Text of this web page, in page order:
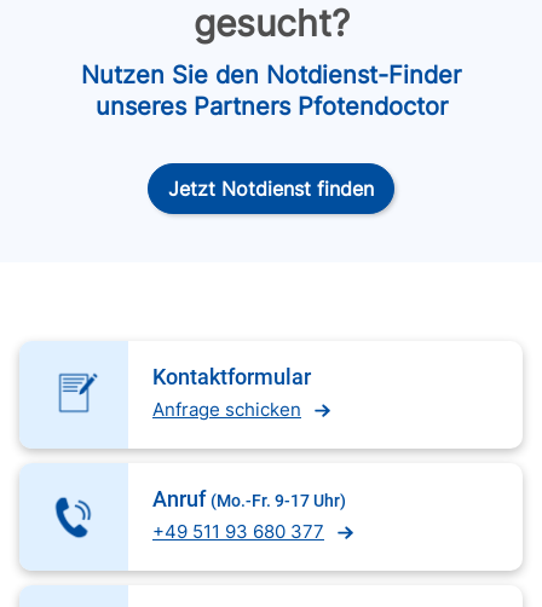
gesucht?
Nutzen Sie den Notdienst-Finder
unseres Partners Pfotendoctor
Jetzt Notdienst finden
Kontaktformular
Anfrage schicken
Anruf (Mo.-Fr. 9-17 Uhr)
+49 511 93 680 377